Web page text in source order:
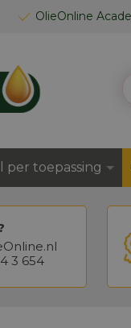
OlieOnline
per toepassing
3 654